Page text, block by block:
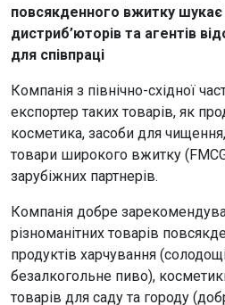
повсякденного вжитку шукає
дистриб’юторів та агентів
для співпраці
Компанія з північно-східної
експортер таких товарів, як
косметика, засоби для
товари широкого вжитку
зарубіжних партнерів.
Компанія добре
різноманітних товарів
продуктів харчування
безалкогольне пиво),
товарів для саду та городу